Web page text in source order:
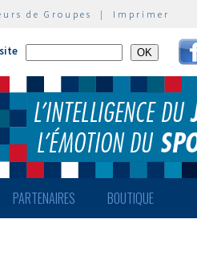
de Groupes | Imprimer
PARTENAIRES BOUTIQUE